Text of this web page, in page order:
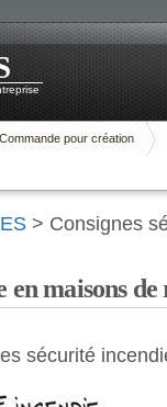
Commande pour création
> Consignes
en maisons
sécurité